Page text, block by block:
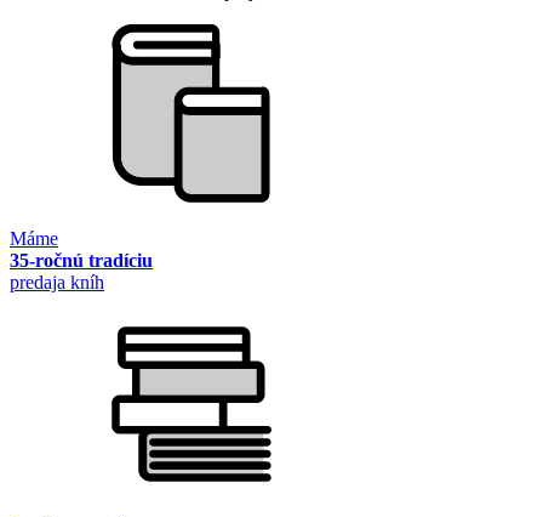
Máme
35-ročnú tradíciu
predaja kníh